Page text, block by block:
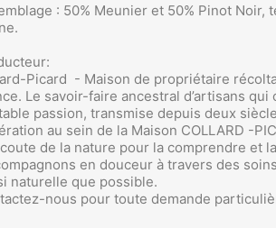
: 50% Meunier et 50% Pinot Noir,
Picard - Maison de propriétaire
Le savoir-faire ancestral d’artisans qui
passion, transmise depuis deux
au sein de la Maison COLLARD -
de la nature pour la comprendre et
en douceur à travers des
naturelle que possible.
nous pour toute demande